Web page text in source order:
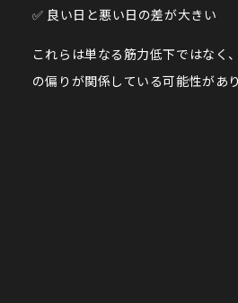
✅ 良い日と悪い日の差が大きい
これらは単なる筋力低下ではなく
の偏りが関係している可能性があり